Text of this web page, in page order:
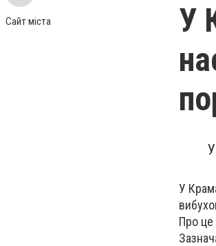
Сайт міста
У
У
Про це